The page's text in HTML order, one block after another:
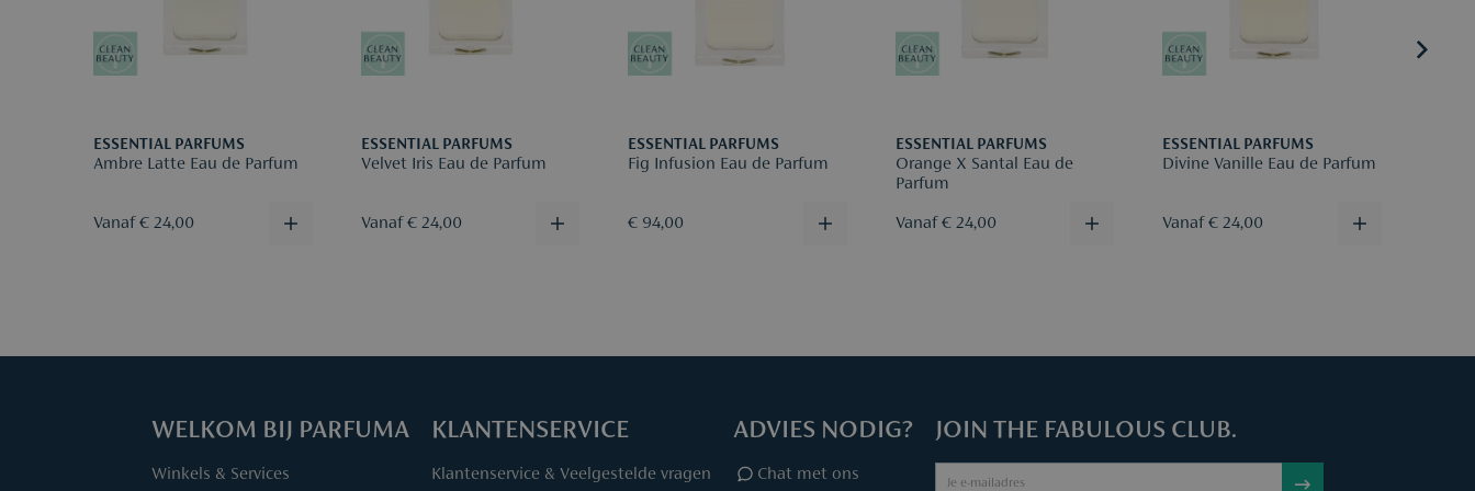
ESSENTIAL PARFUMS
Ambre Latte Eau de Parfum
Vanaf € 24,00
ESSENTIAL PARFUMS
Velvet Iris Eau de Parfum
Vanaf € 24,00
ESSENTIAL PARFUMS
Fig Infusion Eau de Parfum
€ 94,00
ESSENTIAL PARFUMS
Orange X Santal Eau de
Parfum
Vanaf € 24,00
ESSENTIAL PARFUMS
Divine Vanille Eau de Parfum
Vanaf € 24,00
WELKOM BIJ PARFUMA
Winkels & Services
KLANTENSERVICE
Klantenservice & Veelgestelde vragen
ADVIES NODIG?
Chat met ons
JOIN THE FABULOUS CLUB.